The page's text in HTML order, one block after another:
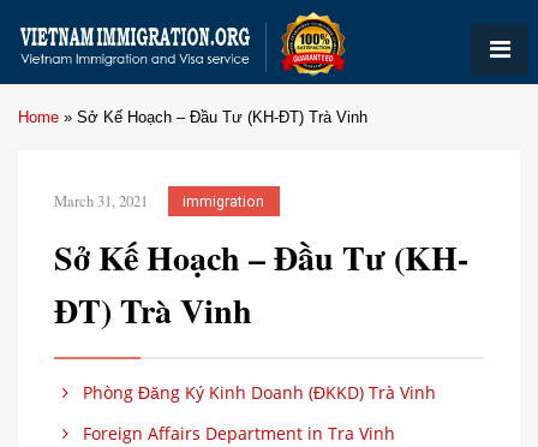
Home » Sở Kế Hoạch – Đầu Tư (KH-ĐT) Trà Vinh
March 31, 2021 immigration
Sở Kế Hoạch – Đầu Tư (KH-
ĐT) Trà Vinh
Phòng Đăng Ký Kinh Doanh (ĐKKD) Trà Vinh
Foreign Affairs Department in Tra Vinh